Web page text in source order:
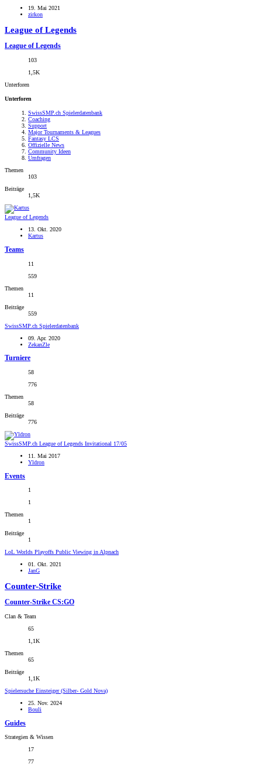
19. Mai 2021
zirkon
League of Legends
League of Legends
103
1,5K
Unterforen
Unterforen
SwissSMP.ch Spielerdatenbank
Coaching
Support
Major Tournaments & Leagues
Fantasy LCS
Offizielle News
Community Ideen
Umfragen
Themen
103
Beiträge
1,5K
League of Legends
13. Okt. 2020
Kartus
Teams
11
559
Themen
11
Beiträge
559
SwissSMP.ch Spielerdatenbank
09. Apr. 2020
ZekanZle
Turniere
58
776
Themen
58
Beiträge
776
SwissSMP.ch League of Legends Invitational 17/05
11. Mai 2017
Yldron
Events
1
1
Themen
1
Beiträge
1
LoL Worlds Playoffs Public Viewing in Alpnach
01. Okt. 2021
JanG
Counter-Strike
Counter-Strike CS:GO
Clan & Team
65
1,1K
Themen
65
Beiträge
1,1K
Spielersuche Einsteiger (Silber- Gold Nova)
25. Nov. 2024
Bouli
Guides
Strategien & Wissen
17
77